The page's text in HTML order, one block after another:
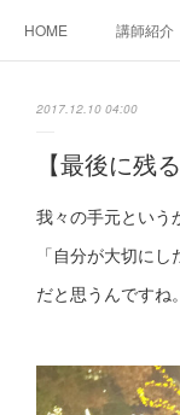
HOME 講師紹介
ご相談・体験レッスン
2017.12.10 04:00
【最後に残
我々の手元という
「自分が大切にし
だと思うんですね。